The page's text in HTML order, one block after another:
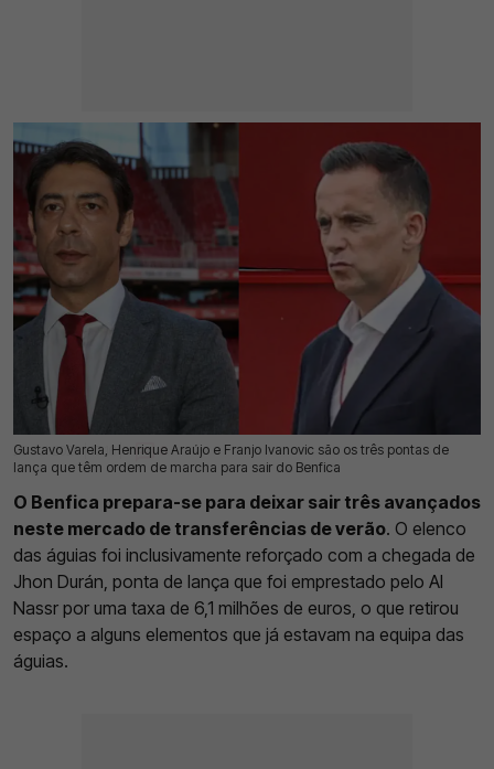
Gustavo Varela, Henrique Araújo e Franjo Ivanovic são os três pontas de
lança que têm ordem de marcha para sair do Benfica
26 Jul 2026 | 17:16 | 0
O Benfica prepara-se para deixar sair três avançados
neste mercado de transferências de verão. O elenco
das águias foi inclusivamente reforçado com a chegada de
Jhon Durán, ponta de lança que foi emprestado pelo Al
Nassr por uma taxa de 6,1 milhões de euros, o que retirou
espaço a alguns elementos que já estavam na equipa das
águias.